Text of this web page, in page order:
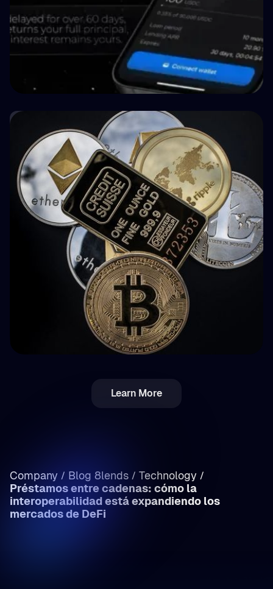
How BuyBack Protection Works in P2P
Lending (and What It Doesn't Do)
Learn More
Company / Blog 8lends / Technology /
Préstamos entre cadenas: cómo la
interoperabilidad está expandiendo los
mercados de DeFi